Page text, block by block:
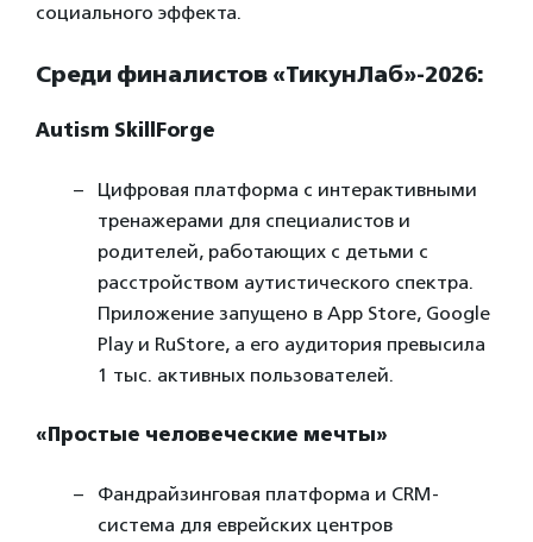
социального эффекта.
Среди финалистов «ТикунЛаб»-2026:
Autism SkillForge
Цифровая платформа с интерактивными
тренажерами для специалистов и
родителей, работающих с детьми с
расстройством аутистического спектра.
Приложение запущено в App Store, Google
Play и RuStore, а его аудитория превысила
1 тыс. активных пользователей.
«Простые человеческие мечты»
Фандрайзинговая платформа и CRM-
система для еврейских центров